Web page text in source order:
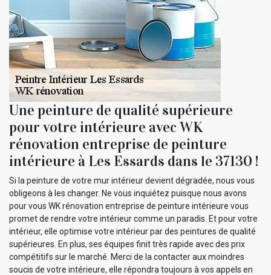
Une peinture de qualité supérieure
pour votre intérieure avec WK
rénovation entreprise de peinture
intérieure à Les Essards dans le 37130 !
Si la peinture de votre mur intérieur devient dégradée, nous vous
obligeons à les changer. Ne vous inquiétez puisque nous avons
pour vous WK rénovation entreprise de peinture intérieure vous
promet de rendre votre intérieur comme un paradis. Et pour votre
intérieur, elle optimise votre intérieur par des peintures de qualité
supérieures. En plus, ses équipes finit très rapide avec des prix
compétitifs sur le marché. Merci de la contacter aux moindres
soucis de votre intérieure, elle répondra toujours à vos appels en